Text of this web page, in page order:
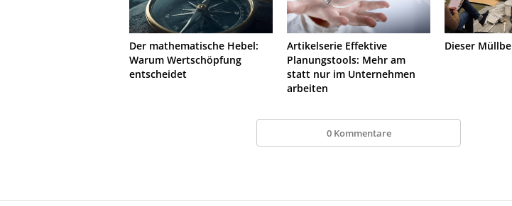
Der mathematische Hebel:
Warum Wertschöpfung
entscheidet
Artikelserie Effektive
Planungstools: Mehr am
statt nur im Unternehmen
arbeiten
Dieser
0 Kommentare